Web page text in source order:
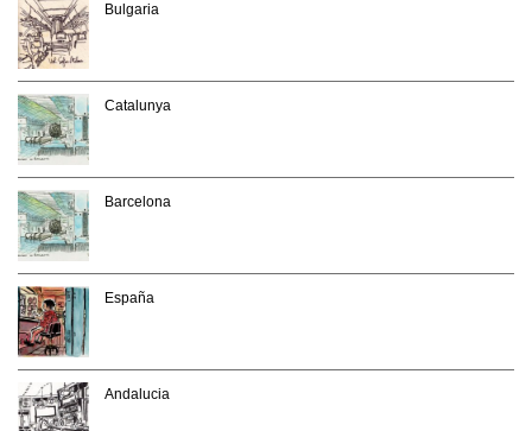
Bulgaria
Catalunya
Barcelona
España
Andalucia